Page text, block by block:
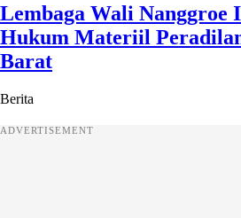
Lembaga Wali Nanggroe
Hukum Materiil
Barat
Berita
ADVERTISEMENT